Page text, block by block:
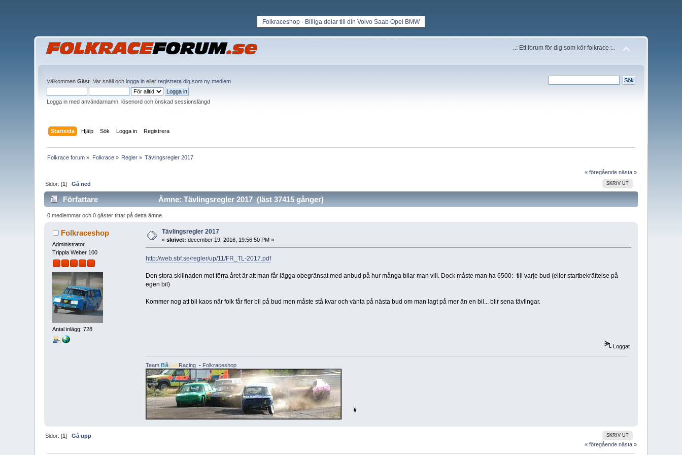
Folkraceshop - Billiga delar till din Volvo Saab Opel BMW
..: Ett forum för dig som kör folkrace :..
VälkommenGäst . Var snäll ochlogga in ellerregistrera dig som ny medlem
Logga in med användarnamn, lösenord och önskad sessionslängd
Startsida Hjälp Sök Logga in Registrera
Folkrace forum » Folkrace» Regler » Tävlingsregler 2017
« föregående nästa »
SKRIV UT
Sidor: [1]Gå ned
Författare Ämne: Tävlingsregler 2017 (läst 37415 gånger)
0 medlemmar och 0 gäster tittar på detta ämne.
Folkraceshop
Administrator
Trippla Weber 100
Antal inlägg: 728
Tävlingsregler 2017
«skrivet: december 19, 2016, 19:56:50 PM »
http://web.sbf.se/regler/up/11/FR_TL-2017.pdf
Den stora skillnaden mot förra året är att man får lägga obegränsat med anbud på hur många bilar man vill. Dock måste man ha 6500:- till varje bud (eller startbekräftelse på
egen bil)
Kommer nog att bli kaos när folk får fler bil på bud men måste stå kvar och vänta på nästa bud om man lagt på mer än en bil... blir sena tävlingar.
Loggat
Team BlåGul Racing- Folkraceshop
SKRIV UT
Sidor: [1]Gå upp
« föregående nästa »